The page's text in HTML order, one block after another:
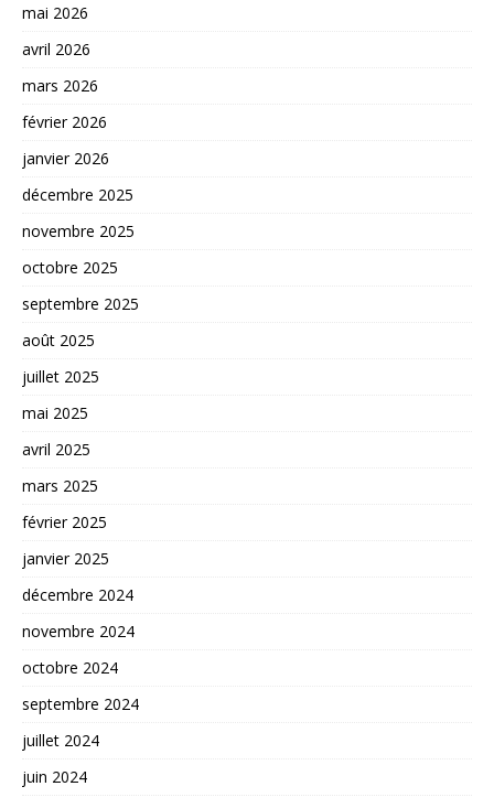
mai 2026
avril 2026
mars 2026
février 2026
janvier 2026
décembre 2025
novembre 2025
octobre 2025
septembre 2025
août 2025
juillet 2025
mai 2025
avril 2025
mars 2025
février 2025
janvier 2025
décembre 2024
novembre 2024
octobre 2024
septembre 2024
juillet 2024
juin 2024